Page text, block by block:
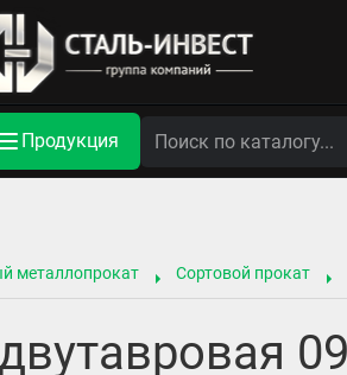
Продукция
металлопрокат Сортовой прокат